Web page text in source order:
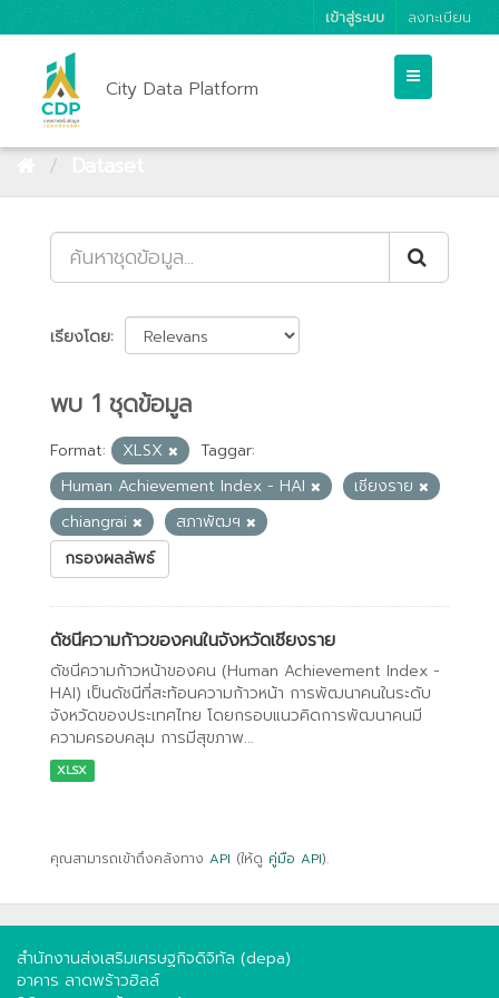
เข้าสู่ระบบ ลงทะเบียน
City Data Platform
เรียงโดย
พบ 1 ชุดข้อมูล
Format: XLSX
Taggar:
Human Achievement Index - HAI
เชียงราย
chiangrai
สภาพัฒฯ
กรองผลลัพธ์
ดัชนีความก้าวของคนในจังหวัดเชียงราย
ดัชนีความก้าวหน้าของคน (Human Achievement Index -
HAI) เป็นดัชนีที่สะท้อนความก้าวหน้า การพัฒนาคนในระดับ
จังหวัดของประเทศไทย โดยกรอบแนวคิดการพัฒนาคนมี
ความครอบคลุม การมีสุขภาพ...
XLSX
คุณสามารถเข้าถึงคลังทาง API (ให้ดู คู่มือ API).
สำนักงานส่งเสริมเศรษฐกิจดิจิทัล (depa)
อาคาร ลาดพร้าวฮิลล์